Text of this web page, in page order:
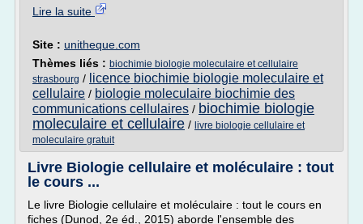
Lire la suite
Site : unitheque.com
Thèmes liés : biochimie biologie moleculaire et cellulaire
strasbourg / licence biochimie biologie moleculaire et
cellulaire / biologie moleculaire biochimie des
communications cellulaires / biochimie biologie
moleculaire et cellulaire / livre biologie cellulaire et
moleculaire gratuit
Livre Biologie cellulaire et moléculaire : tout
le cours ...
Le livre Biologie cellulaire et moléculaire : tout le cours en
fiches (Dunod, 2e éd., 2015) aborde l'ensemble des